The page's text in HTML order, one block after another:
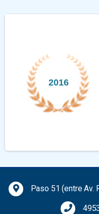
2016
Paso 51 (entre Av.